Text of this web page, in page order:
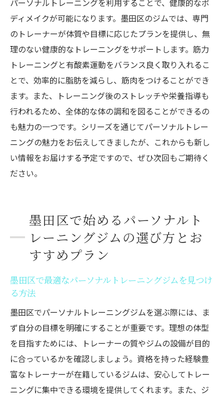
身につける！墨田区のおすすめジム
健康的な生活習慣を続けるためのパーソナ
ルトレーニング
墨田区のジムがサポートする生活習慣改善
プラン
パーソナルトレーニングでの健康的な食事
習慣の取り入れ方
パーソナルトレーニングによるライフスタ
イルの変化
健康維持に役立つパーソナルトレーニング
墨田区でパーソナルトレーニングを始めるメリ
ットと具体的なダイエットプラン
墨田区でパーソナルトレーニングを始める
具体的なダイエットプランの内容とその成
パーソナルトレーニングで得られるメリッ
トとは
理想の体型に向けたダイエットプランの選
び方
墨田区のジムが提供する多様なダイエット
パーソナルトレーニングを利用することで、健康的なボ
ディメイクが可能になります。墨田区のジムでは、専門
のトレーナーが体質や目標に応じたプランを提供し、無
理のない健康的なトレーニングをサポートします。筋力
トレーニングと有酸素運動をバランス良く取り入れるこ
とで、効率的に脂肪を減らし、筋肉をつけることができ
ます。また、トレーニング後のストレッチや栄養指導も
行われるため、全体的な体の調和を図ることができるの
も魅力の一つです。シリーズを通じてパーソナルトレー
ニングの魅力をお伝えしてきましたが、これからも新し
い情報をお届けする予定ですので、ぜひ次回もご期待く
ださい。
墨田区で始めるパーソナルト
レーニングジムの選び方とお
すすめプラン
墨田区で最適なパーソナルトレーニングジムを見つけ
る方法
墨田区でパーソナルトレーニングジムを選ぶ際には、ま
ず自分の目標を明確にすることが重要です。理想の体型
を目指すためには、トレーナーの質やジムの設備が目的
に合っているかを確認しましょう。資格を持った経験豊
富なトレーナーが在籍しているジムは、安心してトレー
ニングに集中できる環境を提供してくれます。また、ジ